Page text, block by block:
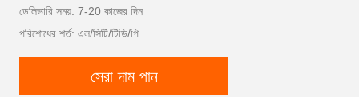
ডেলিভারি সময়: 7-20 কাজের দিন
পরিশোধের শর্ত: এল/সিটি/টিডি/পি
সেরা দাম পান